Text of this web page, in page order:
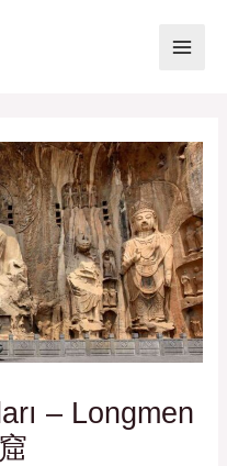
– Longmen